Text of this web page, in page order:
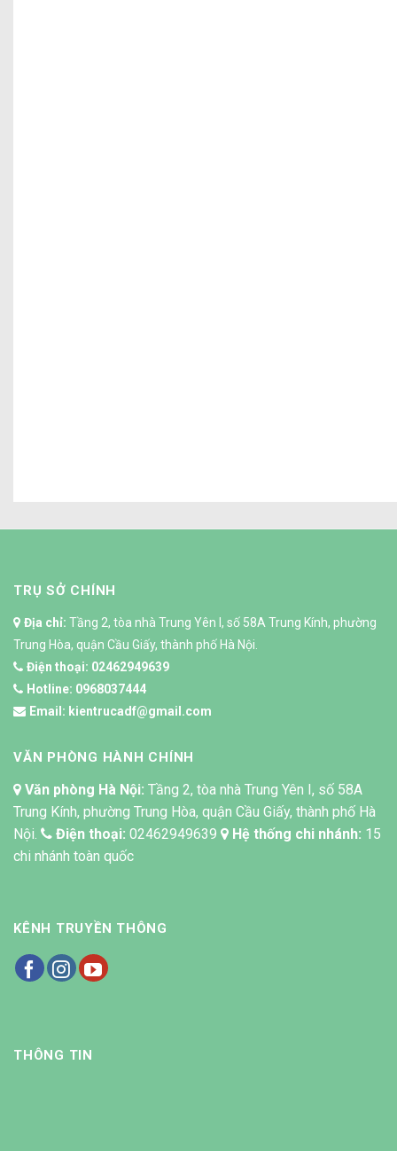
TRỤ SỞ CHÍNH
Địa chỉ: Tầng 2, tòa nhà Trung Yên I, số 58A Trung Kính, phường
Trung Hòa, quận Cầu Giấy, thành phố Hà Nội.
Điện thoại: 02462949639
Hotline: 0968037444
Email: kientrucadf@gmail.com
VĂN PHÒNG HÀNH CHÍNH
Văn phòng Hà Nội: Tầng 2, tòa nhà Trung Yên I, số 58A
Trung Kính, phường Trung Hòa, quận Cầu Giấy, thành phố Hà
Nội.
Điện thoại: 02462949639 Hệ thống chi nhánh: 15
chi nhánh toàn quốc
KÊNH TRUYỀN THÔNG
THÔNG TIN